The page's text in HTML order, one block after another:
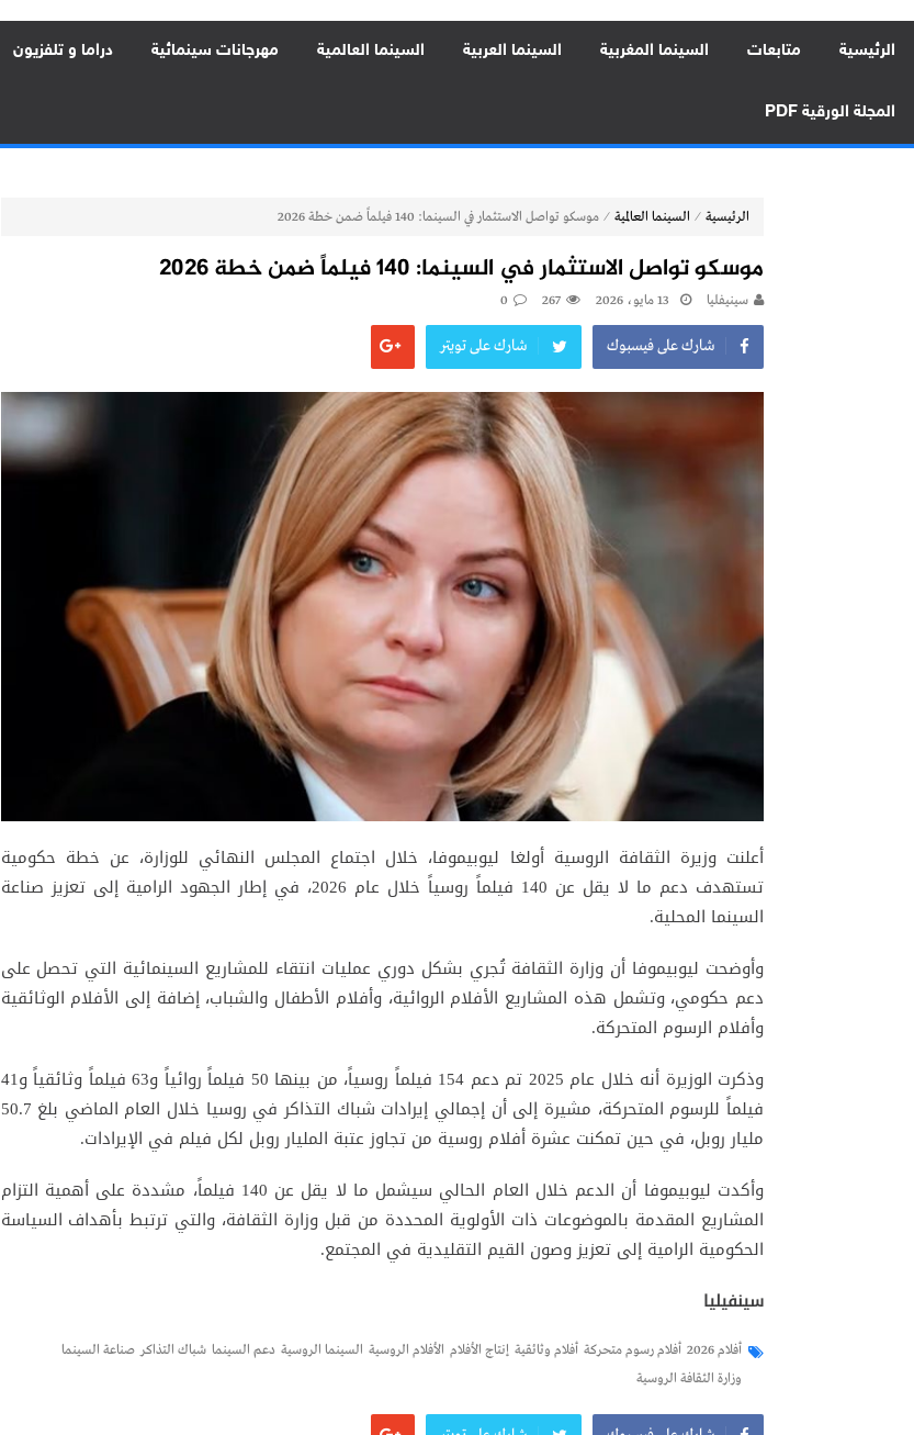
الرئيسية متابعات السينما المغربية السينما العربية السينما العالمية مهرجانات سينمائية دراما و تلفزيون
المجلة الورقية PDF
الرئيسية ⁄ السينما العالمية ⁄ موسكو تواصل الاستثمار في السينما: 140 فيلماً ضمن خطة 2026
موسكو تواصل الاستثمار في السينما: 140 فيلماً ضمن خطة 2026
سينيفليا 13 مايو، 2026 267
0
شارك على فيسبوك شارك على تويتر
أعلنت وزيرة الثقافة الروسية أولغا ليوبيموفا، خلال اجتماع المجلس النهائي للوزارة، عن خطة حكومية
تستهدف دعم ما لا يقل عن 140 فيلماً روسياً خلال عام 2026، في إطار الجهود الرامية إلى تعزيز صناعة
السينما المحلية.
وأوضحت ليوبيموفا أن وزارة الثقافة تُجري بشكل دوري عمليات انتقاء للمشاريع السينمائية التي تحصل على
دعم حكومي، وتشمل هذه المشاريع الأفلام الروائية، وأفلام الأطفال والشباب، إضافة إلى الأفلام الوثائقية
وأفلام الرسوم المتحركة.
وذكرت الوزيرة أنه خلال عام 2025 تم دعم 154 فيلماً روسياً، من بينها 50 فيلماً روائياً و63 فيلماً وثائقياً و41
فيلماً للرسوم المتحركة، مشيرة إلى أن إجمالي إيرادات شباك التذاكر في روسيا خلال العام الماضي بلغ 50.7
مليار روبل، في حين تمكنت عشرة أفلام روسية من تجاوز عتبة المليار روبل لكل فيلم في الإيرادات.
وأكدت ليوبيموفا أن الدعم خلال العام الحالي سيشمل ما لا يقل عن 140 فيلماً، مشددة على أهمية التزام
المشاريع المقدمة بالموضوعات ذات الأولوية المحددة من قبل وزارة الثقافة، والتي ترتبط بأهداف السياسة
الحكومية الرامية إلى تعزيز وصون القيم التقليدية في المجتمع.
سينفيليا
أفلام 2026 أفلام رسوم متحركة أفلام وثائقية إنتاج الأفلام الأفلام الروسية السينما الروسية دعم السينما شباك التذاكر صناعة السينما
وزارة الثقافة الروسية